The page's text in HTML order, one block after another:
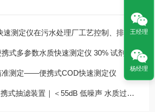
定仪在污水处理厂工艺控制、排污口监测中的应用
参数水质快速测定仪 30% 试剂节省 检测成本降
准测定——便携式COD快速测定仪
滤装置｜＜55dB 低噪声 水质过滤实验室外场设备介绍
王经理
杨经理